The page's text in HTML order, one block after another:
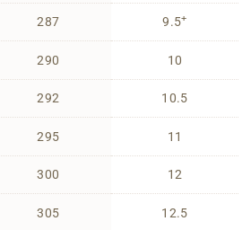
287
290
292
295
300
305
9.5+
10
10.5
11
12
12.5